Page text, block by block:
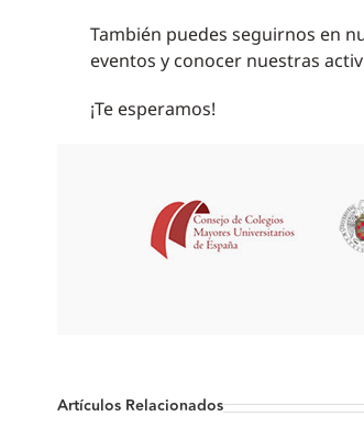
También puedes seguirnos en
eventos y conocer nuestras
¡Te esperamos!
Artículos Relacionados